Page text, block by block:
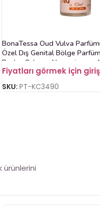
BonaTessa Oud Vulva
Özel Dış Genital Bölge
Bazlı – Odunsu Narenciye ve
Fiyatları görmek için
SKU: PT-KC3490
ürünlerini